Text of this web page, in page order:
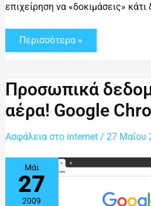
επιχείρηση να «δοκιμάσεις» κάτι
Περισσότερα »
Προσωπικά
αέρα! Google
Ασφάλεια στο internet/ 27 Μαΐου
Μάι
27
2009
δεδομένα…
στον
αέρα!
Google
Chrome